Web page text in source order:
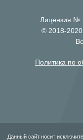
Лицензия №
© 2018-
Политика по
Данный сайт носит